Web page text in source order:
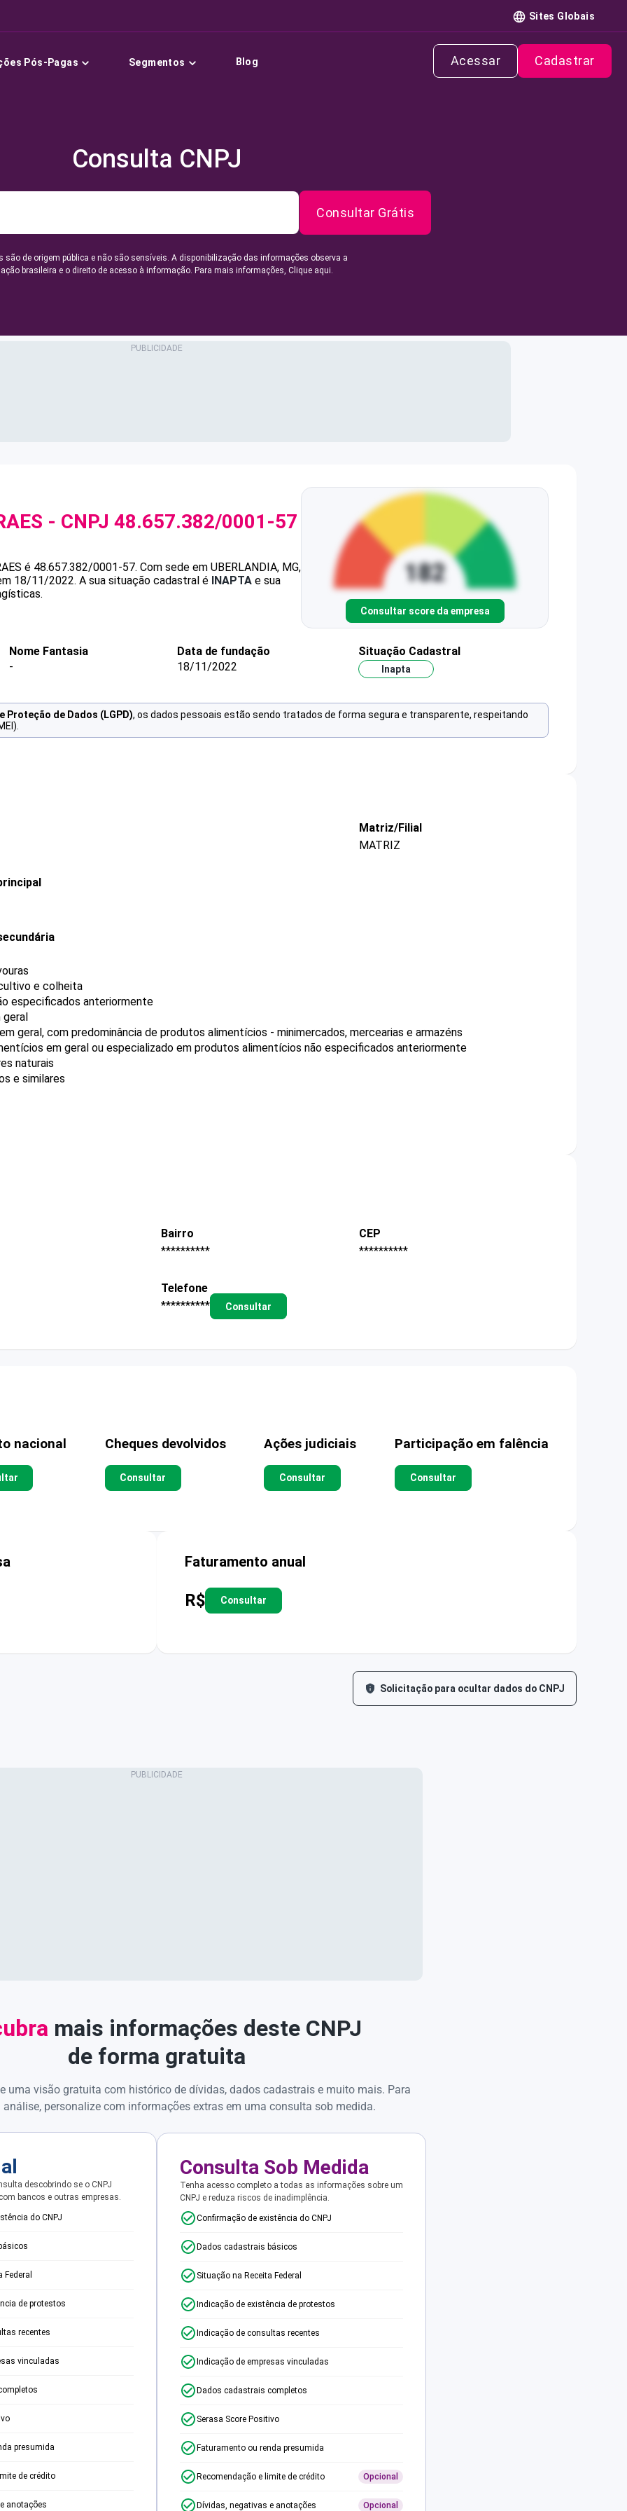
Sites Globais
Pós-Pagas Segmentos Blog Acessar Cadastrar
Consulta CNPJ
Consultar Grátis
são de origem pública e não são sensíveis. A disponibilização das informações observa a
brasileira e o direito de acesso à informação. Para mais informações, Clique aqui.
- CNPJ 48.657.382/0001-57
é 48.657.382/0001-57. Com sede em UBERLANDIA, MG,
18/11/2022. A sua situação cadastral é INAPTA e sua
Consultar score da empresa
Nome Fantasia
-
Data de fundação
18/11/2022
Situação Cadastral
Inapta
Proteção de Dados (LGPD), os dados pessoais estão sendo tratados de forma segura e transparente, respeitando
Matriz/Filial
MATRIZ
e colheita
especificados anteriormente
geral
geral, com predominância de produtos alimentícios - minimercados, mercearias e armazéns
em geral ou especializado em produtos alimentícios não especificados anteriormente
naturais
e similares
Bairro
**********
CEP
**********
Telefone
**********
Consultar
nacional Cheques devolvidos
Consultar
Ações judiciais
Consultar
Participação em falência
Consultar
Faturamento anual
R$ Consultar
Solicitação para ocultar dados do CNPJ
mais informações deste CNPJ
de forma gratuita
uma visão gratuita com histórico de dívidas, dados cadastrais e muito mais. Para
personalize com informações extras em uma consulta sob medida.
descobrindo se o CNPJ
bancos e outras empresas.
do CNPJ
Federal
de protestos
recentes
vinculadas
presumida
de crédito
anotações
Consulta Sob Medida
Tenha acesso completo a todas as informações sobre um
CNPJ e reduza riscos de inadimplência.
Confirmação de existência do CNPJ
Dados cadastrais básicos
Situação na Receita Federal
Indicação de existência de protestos
Indicação de consultas recentes
Indicação de empresas vinculadas
Dados cadastrais completos
Serasa Score Positivo
Faturamento ou renda presumida
Recomendação e limite de crédito Opcional
Dívidas, negativas e anotações Opcional